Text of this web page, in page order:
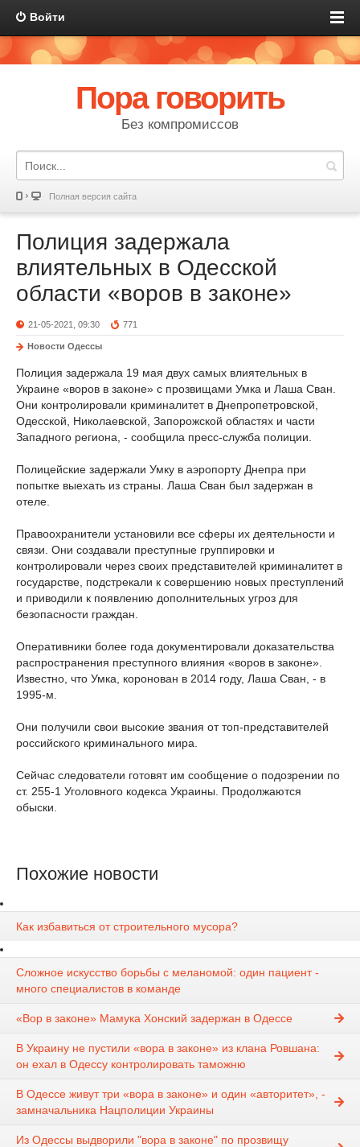
Войти
Пора говорить
Без компромиссов
Полная версия сайта
Полиция задержала
влиятельных в Одесской
области «воров в законе»
21-05-2021, 09:30 771
Новости Одессы
Полиция задержала 19 мая двух самых влиятельных в
Украине «воров в законе» с прозвищами Умка и Лаша Сван.
Они контролировали криминалитет в Днепропетровской,
Одесской, Николаевской, Запорожской областях и части
Западного региона, - сообщила пресс-служба полиции.
Полицейские задержали Умку в аэропорту Днепра при
попытке выехать из страны. Лаша Сван был задержан в
отеле.
Правоохранители установили все сферы их деятельности и
связи. Они создавали преступные группировки и
контролировали через своих представителей криминалитет в
государстве, подстрекали к совершению новых преступлений
и приводили к появлению дополнительных угроз для
безопасности граждан.
Оперативники более года документировали доказательства
распространения преступного влияния «воров в законе».
Известно, что Умка, коронован в 2014 году, Лаша Сван, - в
1995-м.
Они получили свои высокие звания от топ-представителей
российского криминального мира.
Сейчас следователи готовят им сообщение о подозрении по
ст. 255-1 Уголовного кодекса Украины. Продолжаются
обыски.
Похожие новости
Как избавиться от строительного мусора?
Сложное искусство борьбы с меланомой: один пациент -
много специалистов в команде
«Вор в законе» Мамука Хонский задержан в Одессе
В Украину не пустили «вора в законе» из клана Ровшана:
он ехал в Одессу контролировать таможню
В Одессе живут три «вора в законе» и один «авторитет», -
замначальника Нацполиции Украины
Из Одессы выдворили "вора в законе" по прозвищу